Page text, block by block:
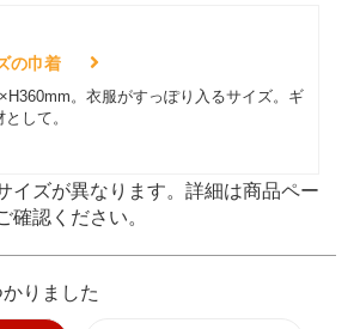
の巾着
。衣服がすっぽり入るサイズ。ギ
して。
イズが異なります。詳細は商品ペー
確認ください。
りました